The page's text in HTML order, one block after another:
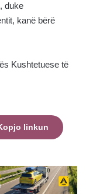
duke
kanë bërë
Kushtetuese të
linkun